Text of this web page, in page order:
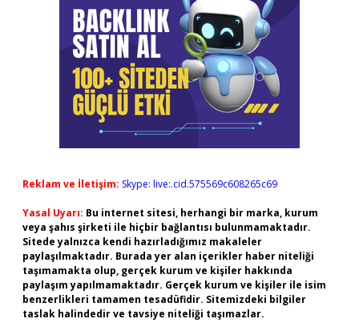
Reklam ve İletişim: Skype: live:.cid.575569c608265c69
Yasal Uyarı: Bu internet sitesi, herhangi bir marka, kurum
veya şahıs şirketi ile hiçbir bağlantısı bulunmamaktadır.
Sitede yalnızca kendi hazırladığımız makaleler
paylaşılmaktadır. Burada yer alan içerikler haber niteliği
taşımamakta olup, gerçek kurum ve kişiler hakkında
paylaşım yapılmamaktadır. Gerçek kurum ve kişiler ile isim
benzerlikleri tamamen tesadüfidir. Sitemizdeki bilgiler
taslak halindedir ve tavsiye niteliği taşımazlar.